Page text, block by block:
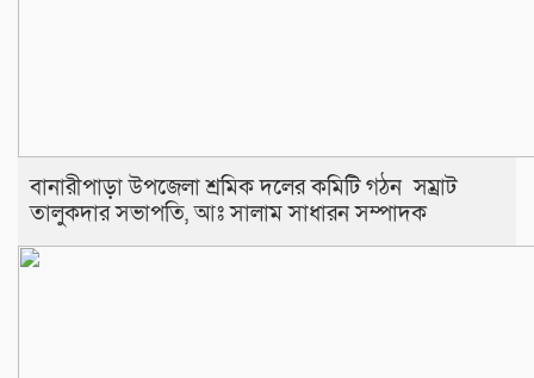
বানারীপাড়া উপজেলা শ্রমিক দলের কমিটি গঠন সম্রাট
তালুকদার সভাপতি, আঃ সালাম সাধারন সম্পাদক